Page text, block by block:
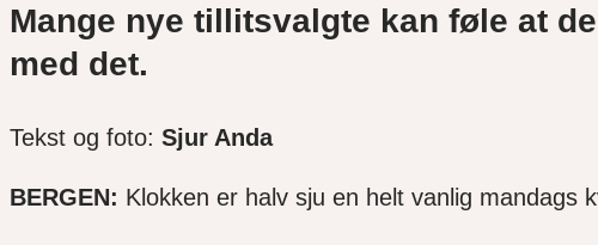
Mange nye tillitsvalgte kan føle at
med det.
Tekst og foto: Sjur Anda
BERGEN: Klokken er halv sju en helt vanlig mandags